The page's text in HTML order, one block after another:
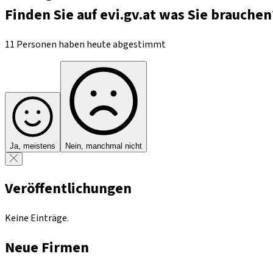
Finden Sie auf evi.gv.at was Sie
11 Personen haben heute abgestimmt
Ja, meistens Nein, manchmal nicht
Veröffentlichungen
Keine Einträge.
Neue Firmen